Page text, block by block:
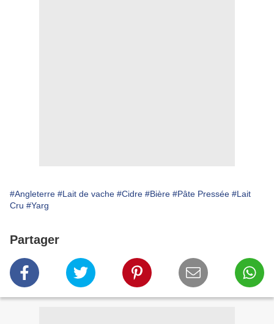
#Angleterre #Lait de vache #Cidre #Bière #Pâte Pressée #Lait
Cru #Yarg
Partager